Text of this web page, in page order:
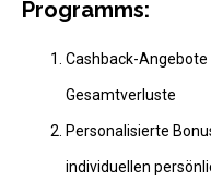
Programms:
Cashback-
Gesamtverluste
Personalisierte
individuellen